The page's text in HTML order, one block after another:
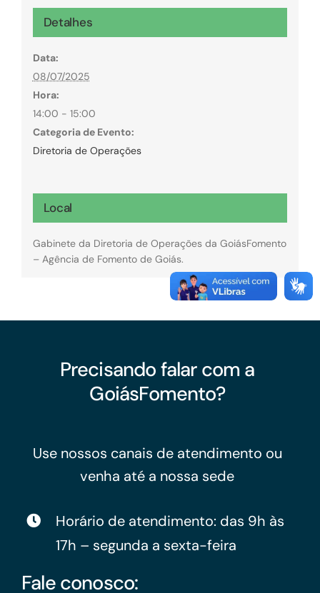
Detalhes
Data:
08/07/2025
Hora:
14:00 - 15:00
Categoria de Evento:
Diretoria de Operações
Local
Gabinete da Diretoria de Operações da GoiásFomento
– Agência de Fomento de Goiás.
Precisando falar com a
GoiásFomento?
Use nossos canais de atendimento ou
venha até a nossa sede
Horário de atendimento: das 9h às
17h – segunda a sexta-feira
Fale conosco: